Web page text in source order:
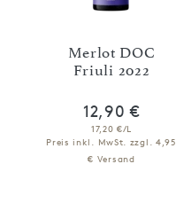
Merlot DOC
Friuli 2022
12,90 €
17,20 €/L
Preis inkl. MwSt. zzgl. 4,95
€ Versand